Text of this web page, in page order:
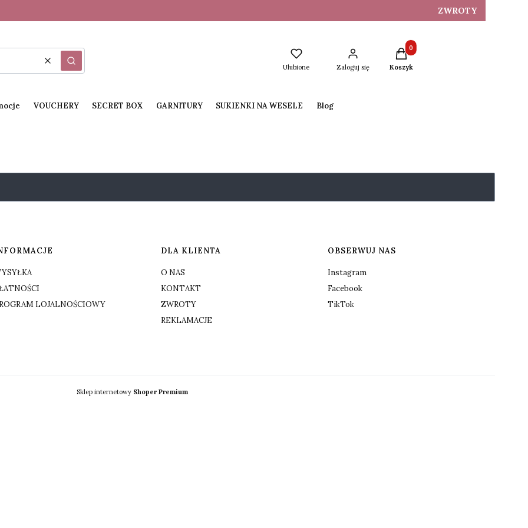
ZWROTY
WyczyśćSzukaj Ulubione Zaloguj się
Produkty w koszyku: 0. Zobacz
Koszyk
VOUCHERY SECRET BOX GARNITURY SUKIENKI NA WESELE Blog
LOJALNOŚCIOWY
DLA KLIENTA
O NAS
KONTAKT
ZWROTY
REKLAMACJE
OBSERWUJ NAS
Instagram
Facebook
TikTok
Sklep internetowy Shoper Premium